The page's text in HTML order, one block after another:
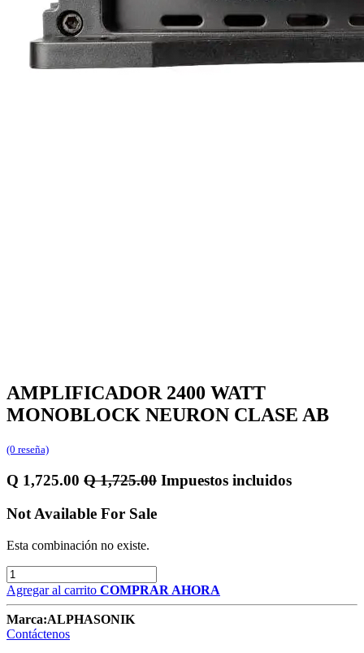
AMPLIFICADOR 2400 WATT
MONOBLOCK NEURON CLASE AB
(0 reseña)
Q 1,725.00 Q1,725.00 Impuestos incluidos
Not Available For Sale
Esta combinación no existe.
Agregar al carrito COMPRAR AHORA
Marca:ALPHASONIK
Contáctenos